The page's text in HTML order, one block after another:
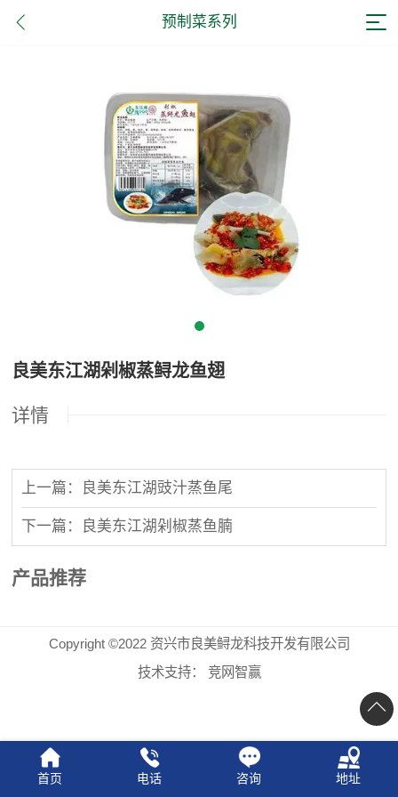
预制菜系列
良美东江湖剁椒蒸鲟龙鱼翅
详情
上一篇：良美东江湖豉汁蒸鱼尾
下一篇：良美东江湖剁椒蒸鱼腩
产品推荐
首页 电话 咨询 地址
Copyright ©2022 资兴市良美鲟龙科技开发有限公司
技术支持：
竞网智赢